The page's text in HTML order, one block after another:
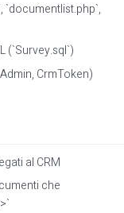
`documentlist.php`,
(`Survey.sql`)
CrmToken)
al CRM
che